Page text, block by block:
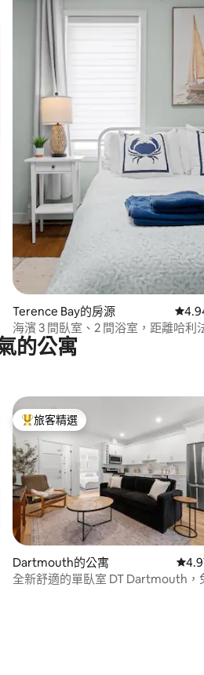
中獲得 4.96 的平均評分（滿分 5 分）
Terence Bay的房源 從
海濱 3 間臥室、2 間浴室，距離哈利
20 分鐘
的公寓
中獲得 4.87 的平均評分（滿分 5 分）
旅客精選榜首
旅客精選
Dartmouth的公寓 從
全新舒適的單臥室 DT Dartmouth，